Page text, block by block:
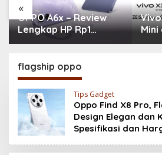
«
OPPO A6x – Review
Lengkap HP Rp1
Jutaan dengan
Layar 120 Hz &
Snapdragon 685
Mini
flagship oppo
Tips Gadget
Oppo Find X8 Pro,
Design Elegan dan
Spesifikasi dan